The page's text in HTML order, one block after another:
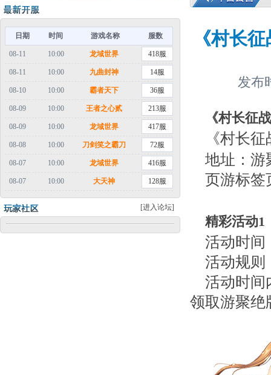
日期 时间 游戏名称 服数
08-11 10:00 龙域世界 418服
08-11 10:00 九曲封神 14服
08-10 10:00 霸者天下 36服
08-09 10:00 王者之心贰 213服
08-09 10:00 龙域世界 417服
08-08 10:00 刀剑笑之霸刀 72服
08-07 10:00 龙域世界 416服
08-07 10:00 大天神 128服
[进入论坛]
《村长
发布
《村长征
《村长
地址：游
页游标
精彩活动1
活动时间
活动规则
活动时间
领取游聚绝